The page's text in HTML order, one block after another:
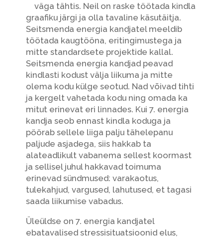
väga tähtis. Neil on raske töötada kindla
graafiku järgi ja olla tavaline käsutäitja.
Seitsmenda energia kandjatel meeldib
töötada kaugtööna, eritingimustega ja
mitte standardsete projektide kallal.
Seitsmenda energia kandjad peavad
kindlasti kodust välja liikuma ja mitte
olema kodu külge seotud. Nad võivad tihti
ja kergelt vahetada kodu ning omada ka
mitut erinevat eri linnades. Kui 7. energia
kandja seob ennast kindla koduga ja
pöörab sellele liiga palju tähelepanu
paljude asjadega, siis hakkab ta
alateadlikult vabanema sellest koormast
ja sellisel juhul hakkavad toimuma
erinevad sündmused: varakaotus,
tulekahjud, vargused, lahutused, et tagasi
saada liikumise vabadus.
Üleüldse on 7. energia kandjatel
ebatavalised stressisituatsioonid elus,